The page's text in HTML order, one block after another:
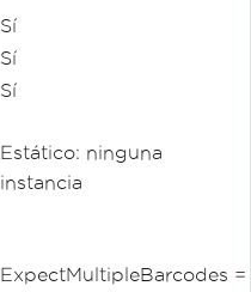
Sí
Sí
Sí
Estático: ninguna
instancia
ExpectMultipleBarcodes =